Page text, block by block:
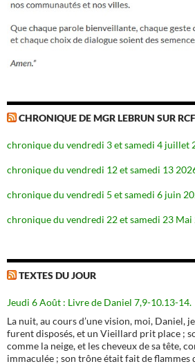
CHRONIQUE DE MGR LEBRUN SUR RCF
chronique du vendredi 3 et samedi 4 juillet
chronique du vendredi 12 et samedi 13
chronique du vendredi 5 et samedi 6 juin
chronique du vendredi 22 et samedi 23 Mai
TEXTES DU JOUR
Jeudi 6 Août : Livre de Daniel 7,9-10.13-14.
La nuit, au cours d’une vision, moi, Daniel,
furent disposés, et un Vieillard prit place ;
comme la neige, et les cheveux de sa tête,
immaculée ; son trône était fait de flammes